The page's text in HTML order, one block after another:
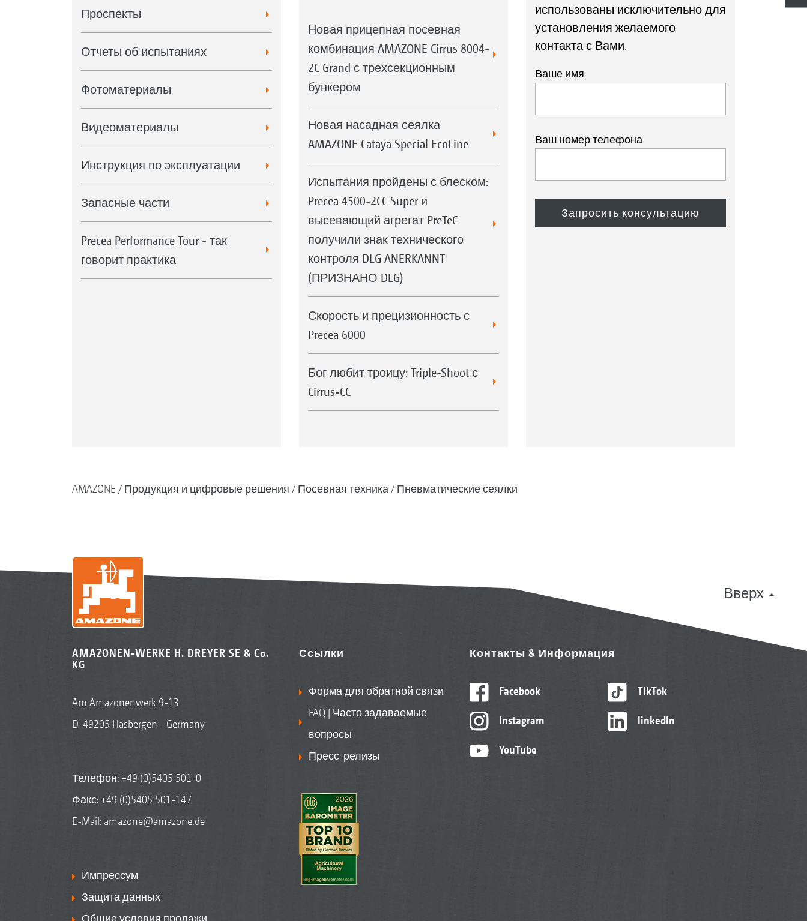
Проспекты
Отчеты об испытаниях
Фотоматериалы
Видеоматериалы
Инструкция по эксплуатации
Запасные части
Precea Performance Tour - так
говорит практика
Новая прицепная посевная
комбинация AMAZONE Cirrus 8004-
2C Grand с трехсекционным
бункером
Новая насадная сеялка
AMAZONE Cataya Special EcoLine
Испытания пройдены с блеском:
Precea 4500-2CC Super и
высевающий агрегат PreTeC
получили знак технического
контроля DLG ANERKANNT
(ПРИЗНАНО DLG)
Скорость и прецизионность с
Precea 6000
Бог любит троицу: Triple-Shoot с
Cirrus-CC
использованы исключительно для
установления желаемого
контакта с Вами.
Ваше имя
Ваш номер телефона
AMAZONE Продукция и цифровые решения Посевная техника Пневматические сеялки
Вверх
AMAZONEN-WERKE H. DREYER SE & Co.
KG
Am Amazonenwerk 9-13
D-49205 Hasbergen - Germany
Телефон:+49 (0)5405 501-0
Факс: +49 (0)5405 501-147
E-Mail: amazone@amazone.de
Импрессум
Защита данных
Ссылки
Форма для обратной связи
FAQ | Часто задаваемые
вопросы
Пресс-релизы
Контакты & Информация
Facebook
Instagram
YouTube
TikTok
linkedIn